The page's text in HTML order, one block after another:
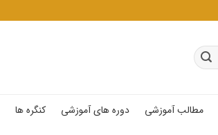
مطالب آموزشی دوره های آموزشی کنگره ها